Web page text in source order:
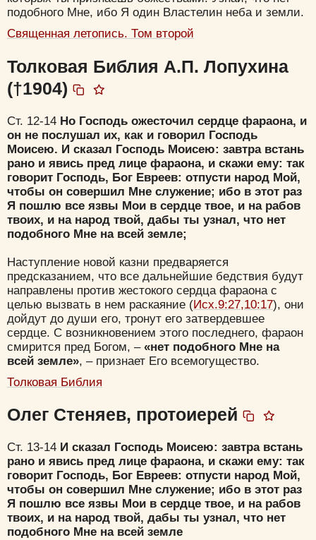
подобного Мне, ибо Я один Властелин неба и земли.
Священная летопись. Том второй
Толковая Библия А.П. Лопухина
(†1904)
Ст. 12-14 Но Господь ожесточил сердце фараона, и
он не послушал их, как и говорил Господь
Моисею. И сказал Господь Моисею: завтра встань
рано и явись пред лице фараона, и скажи ему: так
говорит Господь, Бог Евреев: отпусти народ Мой,
чтобы он совершил Мне служение; ибо в этот раз
Я пошлю все язвы Мои в сердце твое, и на рабов
твоих, и на народ твой, дабы ты узнал, что нет
подобного Мне на всей земле;
Наступление новой казни предваряется
предсказанием, что все дальнейшие бедствия будут
направлены против жестокого сердца фараона с
целью вызвать в нем раскаяние (Исх.9:27,10:17), они
дойдут до души его, тронут его затвердевшее
сердце. С возникновением этого последнего, фараон
смирится пред Богом, – «нет подобного Мне на
всей земле», – признает Его всемогущество.
Толковая Библия
Олег Стеняев, протоиерей
Ст. 13-14 И сказал Господь Моисею: завтра встань
рано и явись пред лице фараона, и скажи ему: так
говорит Господь, Бог Евреев: отпусти народ Мой,
чтобы он совершил Мне служение; ибо в этот раз
Я пошлю все язвы Мои в сердце твое, и на рабов
твоих, и на народ твой, дабы ты узнал, что нет
подобного Мне на всей земле
Хорошо
Да
Нет
Цвет:
Удалить Сохранить